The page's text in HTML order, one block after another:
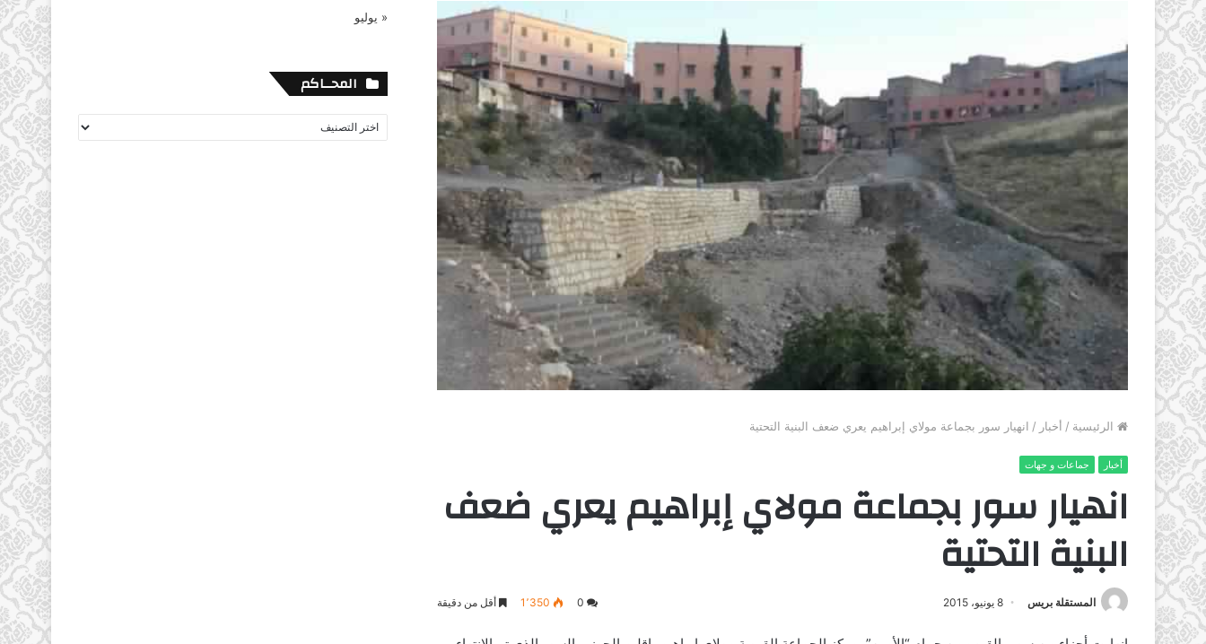
الرئيسية / أخبار / انهيار سور بجماعة مولاي إبراهيم يعري ضعف البنية التحتية
أخبار جماعات و جهات
انهيار سور بجماعة مولاي إبراهيم يعري ضعف
البنية التحتية
المستقلة بريس 8 يونيو، 2015 0 1٬350 أقل من دقيقة
« يوليو
المحــاكم
المحــاكم